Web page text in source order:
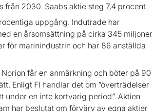
från 2030. Saabs aktie steg 7,4 procent.
uppgång. Indutrade har
en årsomsättning på cirka 345 miljoner
för marinindustrin och har 86 anställda
får en anmärkning och böter på 90
Enligt FI handlar det om ”överträdelser
en inte kortvarig period”. Aktien
har beslutat om förvärv av egna aktier